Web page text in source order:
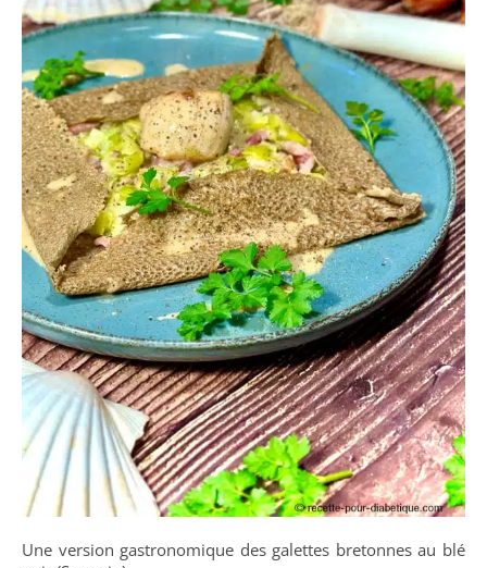
Une version gastronomique des galettes bretonnes au blé